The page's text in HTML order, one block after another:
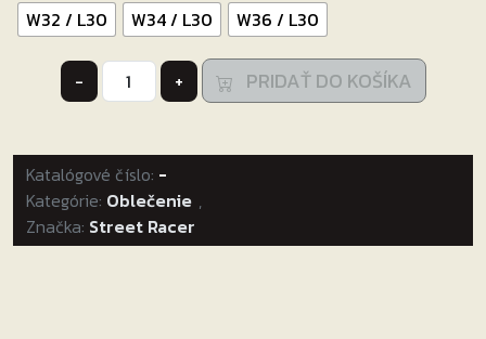
W32 / L30
W34 / L30 W36 / L30
-
množstvo
Skrátené
na
motocykel
Street
Racer
Stretch
+ PRIDAŤ DO KOŠÍKA
Katalógové číslo: -
Kategórie: Oblečenie ,
Značka: Street Racer